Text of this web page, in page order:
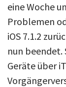
iPad
Tests
Tipps
Magazine
eine Woche
Problemen
iOS 7.1.2
nun beendet.
Geräte über